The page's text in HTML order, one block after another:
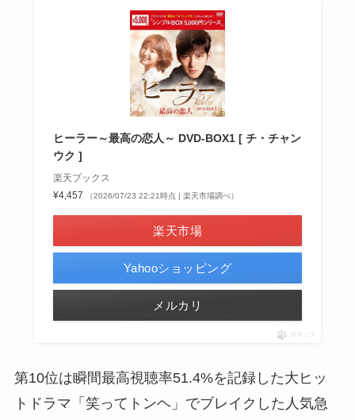
ヒーラー～最高の恋人～ DVD-BOX1 [ チ・チャン
ウク ]
楽天ブックス
¥4,457
（2026/07/23 22:21時点 | 楽天市場調べ）
楽天市場
Yahooショッピング
メルカリ
ポチップ
第10位は瞬間最高視聴率51.4%を記録した大ヒッ
トドラマ「笑ってトンヘ」でブレイクした人気急